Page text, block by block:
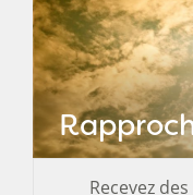
Recevez